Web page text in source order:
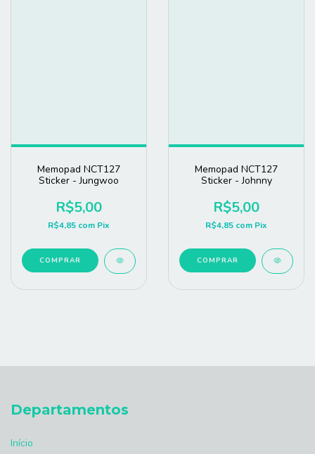
Memopad NCT127
Sticker - Jungwoo
R$5,00
R$4,85 com Pix
COMPRAR
Memopad NCT127
Sticker - Johnny
R$5,00
R$4,85 com Pix
COMPRAR
Departamentos
Início